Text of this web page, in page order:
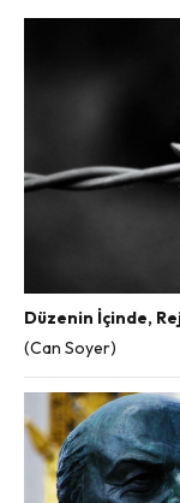
Düzenin İçinde,
(Can Soyer)